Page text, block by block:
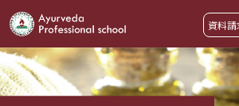
資料請